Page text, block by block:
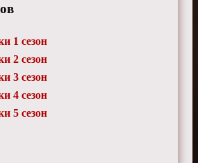
и Серены сложны и
1 сезон
2 сезон
3 сезон
4 сезон
5 сезон